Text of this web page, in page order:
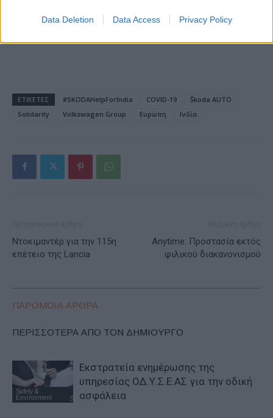
Data Deletion Data Access Privacy Policy
Alpha Bank: Για πρώτη φορά το Αρχαίο Θέατρο Επιδαύρου
ΕΤΙΚΕΤΕΣ #SKODAHelpForIndia COVID-19
Škoda AUTO
Solidarity
Volkswagen Group Ευρώπη Ινδία
Ντοκιμαντέρ για την 115η
επέτειο της Lancia
Anytime: Προστασία εκτός
φιλικού διακανονισμού
ΠΑΡΟΜΟΙΑ ΑΡΘΡΑ
ΠΕΡΙΣΣΟΤΕΡΑ ΑΠΟ ΤΟΝ ΔΗΜΙΟΥΡΓΟ
Safety &
Environment
Εκστρατεία ενημέρωσης της
υπηρεσίας ΟΔ.Υ.Σ.Ε.ΑΣ για την οδική
ασφάλεια